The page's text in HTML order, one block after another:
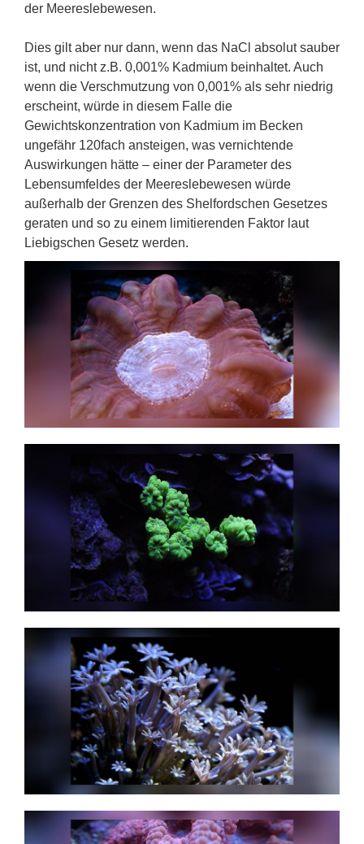
der Meereslebewesen.
Dies gilt aber nur dann, wenn das NaCl absolut sauber
ist, und nicht z.B. 0,001% Kadmium beinhaltet. Auch
wenn die Verschmutzung von 0,001% als sehr niedrig
erscheint, würde in diesem Falle die
Gewichtskonzentration von Kadmium im Becken
ungefähr 120fach ansteigen, was vernichtende
Auswirkungen hätte – einer der Parameter des
Lebensumfeldes der Meereslebewesen würde
außerhalb der Grenzen des Shelfordschen Gesetzes
geraten und so zu einem limitierenden Faktor laut
Liebigschen Gesetz werden.